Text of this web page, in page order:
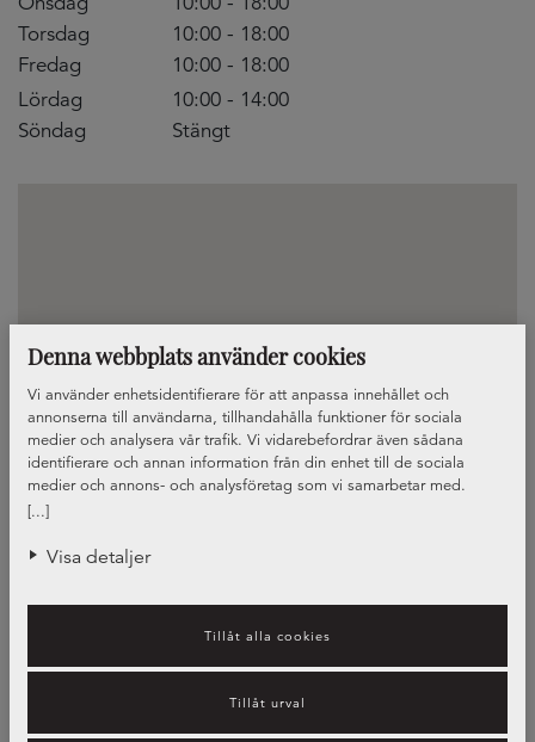
Denna webbplats använder cookies
[...]
Vi använder enhetsidentifierare för att anpassa innehållet och
annonserna till användarna, tillhandahålla funktioner för sociala
medier och analysera vår trafik. Vi vidarebefordrar även sådana
identifierare och annan information från din enhet till de sociala
medier och annons- och analysföretag som vi samarbetar med.
Dessa kan i sin tur kombinera informationen med annan information
använt deras tjänster.
Visa detaljer
Tillåt alla cookies
Tillåt urval
Torsdag
10:00 - 18:00
Fredag
10:00 - 18:00
Lördag
10:00 - 14:00
Söndag
Stängt